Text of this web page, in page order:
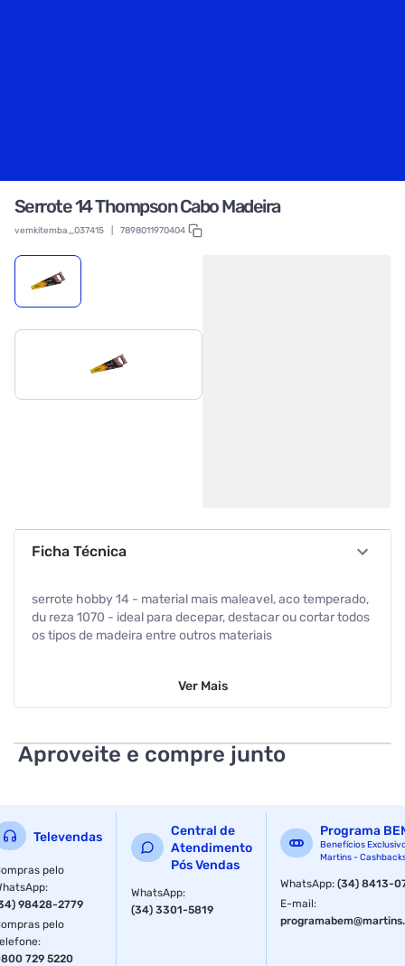
Serrote 14 Thompson Cabo Madeira
vemkitemba_037415 7898011970404
Ficha Técnica
serrote hobby 14 - material mais maleavel, aco temperado,
du reza 1070 - ideal para decepar, destacar ou cortar todos
os tipos de madeira entre outros materiais
Ver Mais
Aproveite e compre junto
Televendas
pelo
:
98428-2779
pelo
:
729 5220
Central de
Atendimento
Pós Vendas
WhatsApp:
(34) 3301-5819
Programa
Benefícios
Martins -
WhatsApp:(34) 8413-
E-mail: